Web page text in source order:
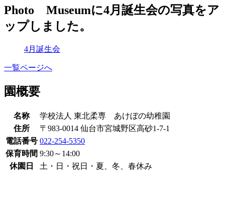
Photo Museumに4月誕生会の写真をア
ップしました。
4月誕生会
一覧ページへ
園概要
名称
学校法人 東北柔専 あけぼの幼稚園
住所
〒983-0014 仙台市宮城野区高砂1-7-1
電話番号 022-254-5350
保育時間 9:30～14:00
休園日
土・日・祝日・夏、冬、春休み